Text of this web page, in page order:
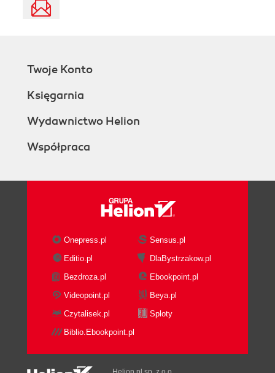
Twoje Konto
Księgarnia
Wydawnictwo Helion
Współpraca
Onepress.pl
Sensus.pl
Editio.pl
DlaBystrzakow.pl
Bezdroza.pl
Ebookpoint.pl
Videopoint.pl
Beya.pl
Czytalisek.pl
Sploty
Biblio.Ebookpoint.pl